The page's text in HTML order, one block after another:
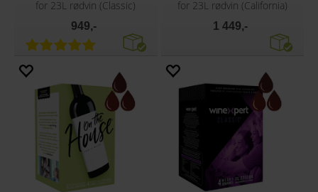
for 23L rødvin (Classic)
949,-
for 23L rødvin (California)
1 449,-